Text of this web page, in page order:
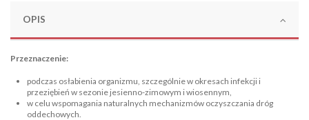
OPIS
Przeznaczenie:
podczas osłabienia organizmu, szczególnie w okresach infekcji i
przeziębień w sezonie jesienno-zimowym i wiosennym,
w celu wspomagania naturalnych mechanizmów oczyszczania dróg
oddechowych.